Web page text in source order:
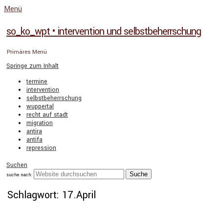
Menü
so_ko_wpt • intervention und selbstbeherrschung
Primäres Menü
Springe zum Inhalt
termine
intervention
selbstbeherrschung
wuppertal
recht auf stadt
migration
antira
antifa
repression
Suchen
suche nach:
Schlagwort: 17.April